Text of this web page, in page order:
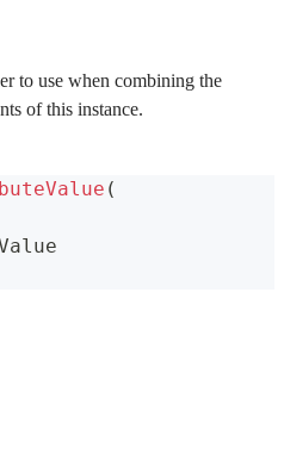
to use when combining the
of this instance.
(